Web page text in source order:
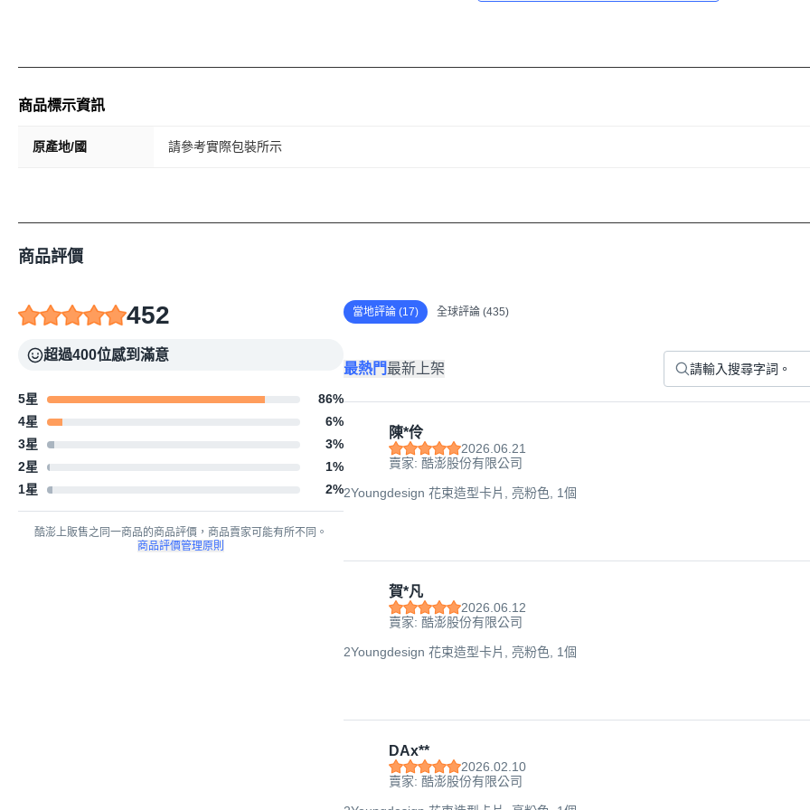
商品標示資訊
原產地/國 請參考實際包裝所示
商品評價
452
超過400位感到滿意
5星 86%
4星
6%
3星
3%
2星
1%
1星
2%
酷澎上販售之同一商品的商品評價，商品賣家可能有所不同。
商品評價管理原則
當地評論 (17) 全球評論 (435)
最熱門最新上架
陳*伶
2026.06.21
賣家: 酷澎股份有限公司
2Youngdesign 花束造型卡片, 亮粉色, 1個
賀*凡
2026.06.12
賣家: 酷澎股份有限公司
2Youngdesign 花束造型卡片, 亮粉色, 1個
DAx**
2026.02.10
賣家: 酷澎股份有限公司